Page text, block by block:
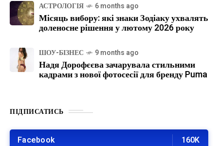
АСТРОЛОГІЯ 6 months ago
Місяць вибору: які знаки Зодіаку ухвалять
доленосне рішення у лютому 2026 року
ШОУ-БІЗНЕС 9 months ago
Надя Дорофєєва зачарувала стильними
кадрами з нової фотосесії для бренду Puma
ПІДПИСАТИСЬ
Facebook 160K